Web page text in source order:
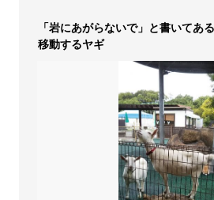
「岩にあがらないで」と書いて
移動するヤギ